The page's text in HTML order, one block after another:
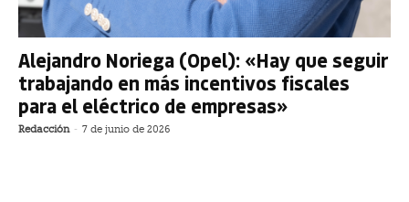
Alejandro Noriega (Opel): «Hay que seguir
trabajando en más incentivos fiscales
para el eléctrico de empresas»
Redacción - 7 de junio de 2026